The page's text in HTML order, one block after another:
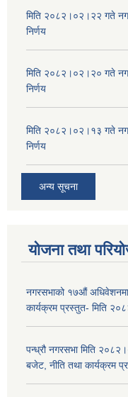
मिति २०८२।०२।२२ गते
निर्णय
मिति २०८२।०२।२० गते
निर्णय
मिति २०८२।०२।१३ गते
निर्णय
अन्य सूचना
योजना तथा
नगरसभाको १७औं
कार्यक्रम प्रस्तुत- मिति
पन्ध्रौ नगरसभा मिति
बजेट, नीति तथा कार्यक्रम